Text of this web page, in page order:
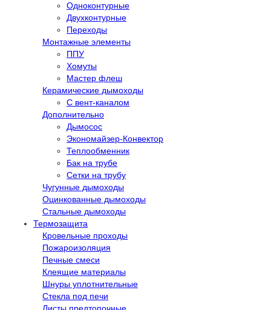
Одноконтурные
Двухконтурные
Переходы
Монтажные элементы
ППУ
Хомуты
Мастер флеш
Керамические дымоходы
С вент-каналом
Дополнительно
Дымосос
Экономайзер-Конвектор
Теплообменник
Бак на трубе
Сетки на трубу
Чугунные дымоходы
Оцинкованные дымоходы
Стальные дымоходы
Термозащита
Кровельные проходы
Пожароизоляция
Печные смеси
Клеящие материалы
Шнуры уплотнительные
Стекла под печи